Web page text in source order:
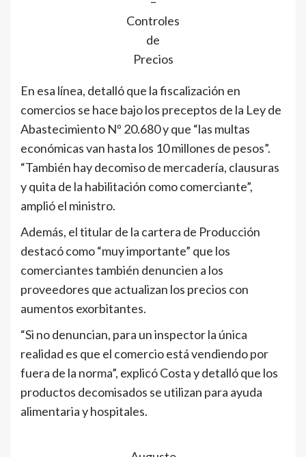
Controles
de
Precios
En esa línea, detalló que la fiscalización en
comercios se hace bajo los preceptos de la Ley de
Abastecimiento Nº 20.680 y que “las multas
económicas van hasta los 10 millones de pesos”.
“También hay decomiso de mercadería, clausuras
y quita de la habilitación como comerciante”,
amplió el ministro.
Además, el titular de la cartera de Producción
destacó como “muy importante” que los
comerciantes también denuncien a los
proveedores que actualizan los precios con
aumentos exorbitantes.
“Si no denuncian, para un inspector la única
realidad es que el comercio está vendiendo por
fuera de la norma”, explicó Costa y detalló que los
productos decomisados se utilizan para ayuda
alimentaria y hospitales.